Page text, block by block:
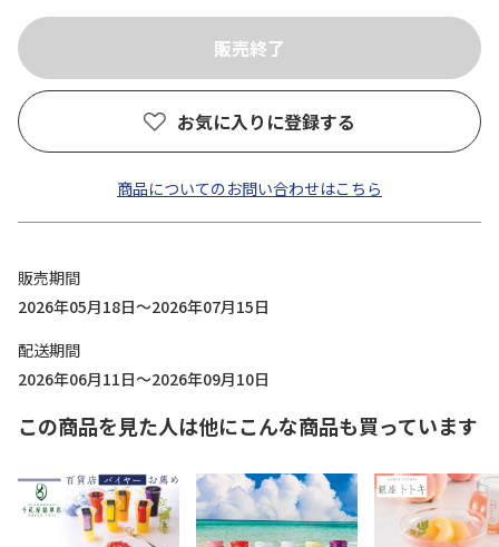
お気に入りに登録する
商品についてのお問い合わせはこちら
販売期間
2026年05月18日～2026年07月15日
配送期間
2026年06月11日～2026年09月10日
この商品を見た人は他にこんな商品も買っています